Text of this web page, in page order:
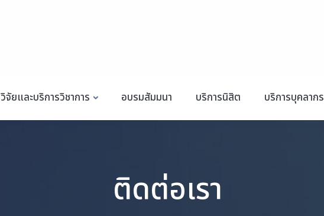
วิจัยและบริการวิชาการ อบรมสัมมนา บริการนิสิต บริการบุคลากร
ติดต่อเรา